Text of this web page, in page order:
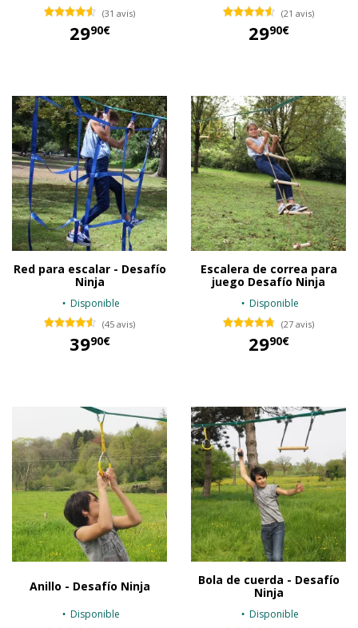
(31 avis)
2990€
(21 avis)
2990€
Red para escalar - Desafío
Ninja
Disponible
(45 avis)
3990€
Escalera de correa para
juego Desafío Ninja
Disponible
(27 avis)
2990€
Anillo - Desafío Ninja
Disponible
Bola de cuerda - Desafío
Ninja
Disponible